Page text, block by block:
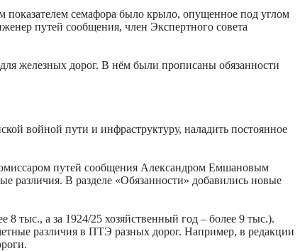
показателем семафора было крыло, опущенное под углом
путей сообщения, член Экспертного совета
железных дорог. В нём были прописаны обязанности
войной пути и инфраструктуру, наладить постоянное
путей сообщения Александром Емшановым
различия. В разделе «Обязанности» добавились новые
тыс., а за 1924/25 хозяйственный год – более 9 тыс.).
различия в ПТЭ разных дорог. Например, в редакции